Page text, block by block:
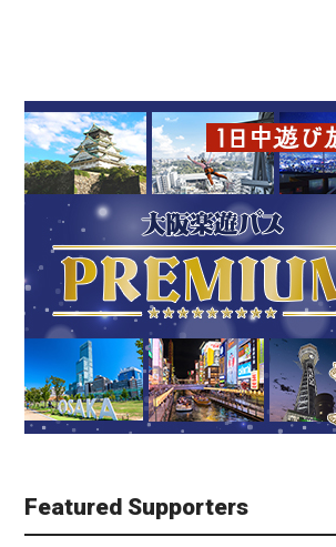
Featured Supporters